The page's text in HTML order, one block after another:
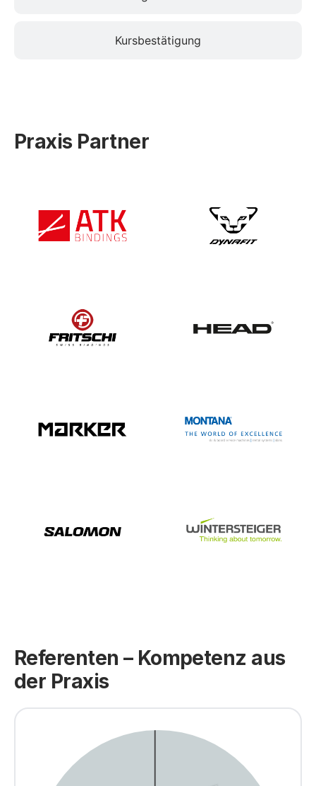
Kursbestätigung
Praxis Partner
Referenten – Kompetenz aus
der Praxis​